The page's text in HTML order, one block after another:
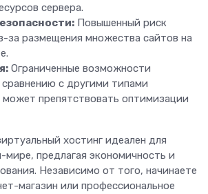
сервера.
Повышенный риск
за размещения множества сайтов на
Ограниченные возможности
с другими типами
может препятствовать оптимизации
хостинг идеален для
мире, предлагая экономичность и
Независимо от того, начинаете
магазин или профессиональное